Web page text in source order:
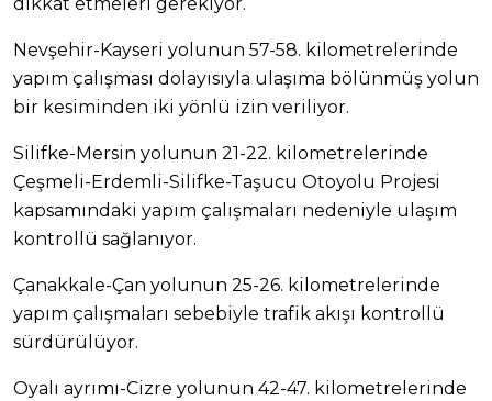
Nevşehir-Kayseri yolunun 57-58. kilometrelerinde
yapım çalışması dolayısıyla ulaşıma bölünmüş yolun
bir kesiminden iki yönlü izin veriliyor.
Silifke-Mersin yolunun 21-22. kilometrelerinde
Çeşmeli-Erdemli-Silifke-Taşucu Otoyolu Projesi
kapsamındaki yapım çalışmaları nedeniyle ulaşım
kontrollü sağlanıyor.
Çanakkale-Çan yolunun 25-26. kilometrelerinde
yapım çalışmaları sebebiyle trafik akışı kontrollü
sürdürülüyor.
Oyalı ayrımı-Cizre yolunun 42-47. kilometrelerinde